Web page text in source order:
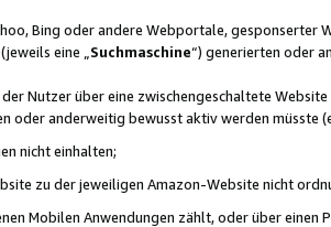
Bing oder andere Webportale, gesponserter
eine „ Suchmaschine“) generierten oder
Nutzer über eine zwischengeschaltete
oder anderweitig bewusst aktiv werden müsste
nicht einhalten;
zu der jeweiligen Amazon-Website nicht
Mobilen Anwendungen zählt, oder über einen